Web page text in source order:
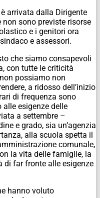
arrivata dalla Dirigente
sono previste risorse
e i genitori ora
e assessori.
che siamo consapevoli
con tutte le criticità
possiamo non
a ridosso dell’inizio
di frequenza sono
esigenze delle
a settembre –
e grado, sia un’agenzia
alla scuola spetta il
comunale,
la vita delle famiglie, la
di far fronte alle esigenze
hanno voluto